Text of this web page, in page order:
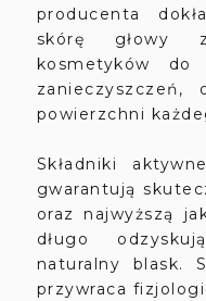
producenta
skórę głowy
kosmetyków do
zanieczyszczeń,
powierzchni
Składniki
gwarantują
oraz najwyższą
długo
naturalny blask.
przywraca